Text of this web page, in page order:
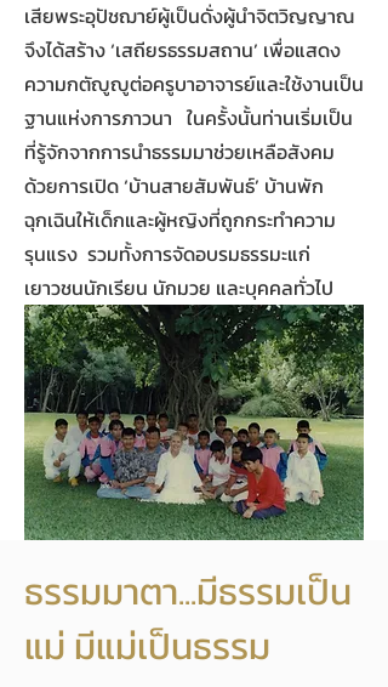
เสียพระอุปัชฌาย์ผู้เป็นดั่งผู้นำจิตวิญญาณ
จึงได้สร้าง ‘เสถียรธรรมสถาน’ เพื่อแสดง
ความกตัญูญูต่อครูบาอาจารย์และใช้งานเป็น
ฐานแห่งการภาวนา ในครั้งนั้นท่านเริ่มเป็น
ที่รู้จักจากการนำธรรมมาช่วยเหลือสังคม
ด้วยการเปิด ‘บ้านสายสัมพันธ์’ บ้านพัก
ฉุกเฉินให้เด็กและผู้หญิงที่ถูกกระทำความ
รุนแรง รวมทั้งการจัดอบรมธรรมะแก่
เยาวชนนักเรียน นักมวย และบุคคลทั่วไป
ธรรมมาตา...มีธรรมเป็น
แม่ มีแม่เป็นธรรม